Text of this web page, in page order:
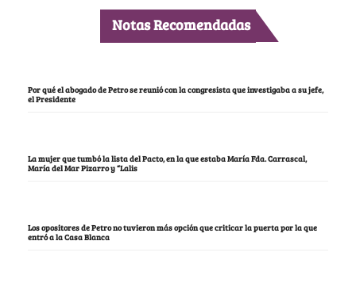
Notas Recomendadas
Por qué el abogado de Petro se reunió con la congresista que investigaba a su jefe,
el Presidente
La mujer que tumbó la lista del Pacto, en la que estaba María Fda. Carrascal,
María del Mar Pizarro y “Lalis
Los opositores de Petro no tuvieron más opción que criticar la puerta por la que
entró a la Casa Blanca